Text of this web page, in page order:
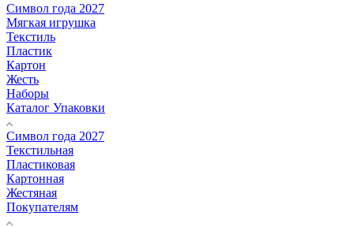
Символ года 2027
Мягкая игрушка
Текстиль
Пластик
Картон
Жесть
Наборы
Каталог Упаковки
Символ года 2027
Текстильная
Пластиковая
Картонная
Жестяная
Покупателям